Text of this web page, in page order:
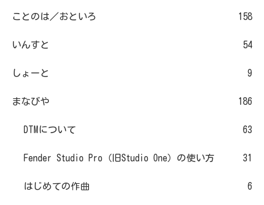
ことのは／おといろ 158
いんすと 54
しょーと 9
まなびや 186
DTMについて 63
Fender Studio Pro（旧Studio One）の使い方 31
はじめての作曲 6